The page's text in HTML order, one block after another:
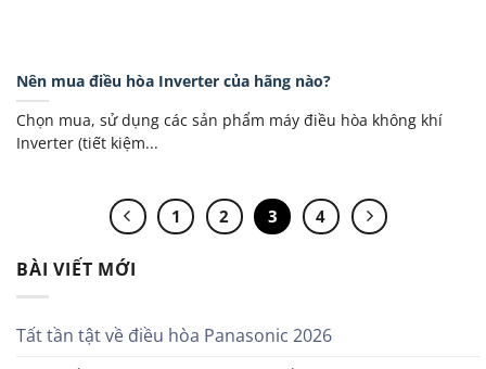
BÀI VIẾT MỚI
Tất tần tật về điều hòa Panasonic 2026
Nên mua điều hòa Inverter của hãng nào?
Chọn mua, sử dụng các sản phẩm máy điều hòa không khí
Inverter (tiết kiệm...
1 2 3 4